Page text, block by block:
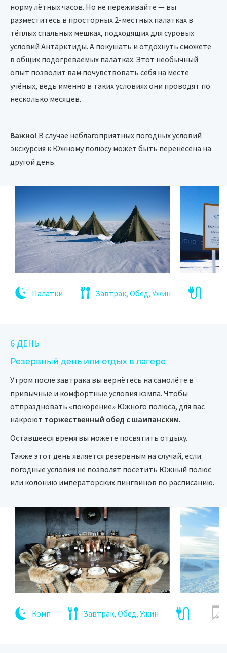
норму лётных часов. Но не переживайте — вы
разместитесь в просторных 2-местных палатках в
тёплых спальных мешках, подходящих для суровых
условий Антарктиды. А покушать и отдохнуть сможете
в общих подогреваемых палатках. Этот необычный
опыт позволит вам почувствовать себя на месте
учёных, ведь именно в таких условиях они проводят по
несколько месяцев.
Важно! В случае неблагоприятных погодных условий
экскурсия к Южному полюсу может быть перенесена на
другой день.
Палатки Завтрак, Обед, Ужин
6 ДЕНЬ
Резервный день или отдых в лагере
Утром после завтрака вы вернётесь на самолёте в
привычные и комфортные условия кэмпа. Чтобы
отпраздновать «покорение» Южного полюса, для вас
накроют торжественный обед с шампанским.
Оставшееся время вы можете посвятить отдыху.
Также этот день является резервным на случай, если
погодные условия не позволят посетить Южный полюс
или колонию императорских пингвинов по расписанию.
Кэмп Завтрак, Обед, Ужин